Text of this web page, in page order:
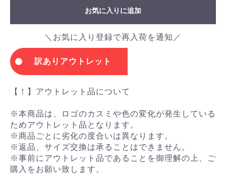
訳ありアウトレット
【！】アウトレット品について
※本商品は、ロゴのカスミや色の変化が発生している
ためアウトレット品となります。
※商品ごとに劣化の度合いは異なります。
※返品、サイズ交換は承ることはできません。
※事前にアウトレット品であることを御理解の上、ご
購入をお願い致します。
お気に入りに追加
＼お気に入り登録で再入荷を通知／